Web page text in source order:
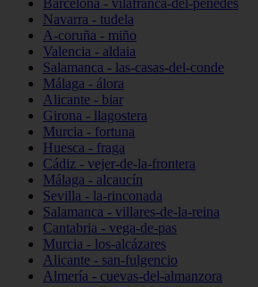
Barcelona - vilafranca-del-penedès
Navarra - tudela
A-coruña - miño
Valencia - aldaia
Salamanca - las-casas-del-conde
Málaga - álora
Alicante - biar
Girona - llagostera
Murcia - fortuna
Huesca - fraga
Cádiz - vejer-de-la-frontera
Málaga - alcaucín
Sevilla - la-rinconada
Salamanca - villares-de-la-reina
Cantabria - vega-de-pas
Murcia - los-alcázares
Alicante - san-fulgencio
Almería - cuevas-del-almanzora